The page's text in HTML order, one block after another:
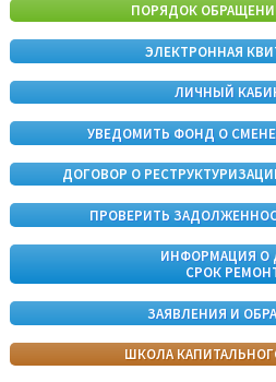
ПОРЯДОК
ЭЛЕКТРОННАЯ
ЛИЧНЫЙ
УВЕДОМИТЬ ФОНД О
ДОГОВОР О
ПРОВЕРИТЬ
ИНФОРМАЦИЯ О
СРОК
ЗАЯВЛЕНИЯ И
ШКОЛА